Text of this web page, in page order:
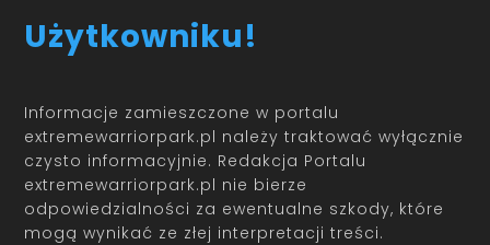
Użytkowniku!
Informacje zamieszczone w portalu
extremewarriorpark.pl należy traktować wyłącznie
czysto informacyjnie. Redakcja Portalu
extremewarriorpark.pl nie bierze
odpowiedzialności za ewentualne szkody, które
mogą wynikać ze złej interpretacji treści.